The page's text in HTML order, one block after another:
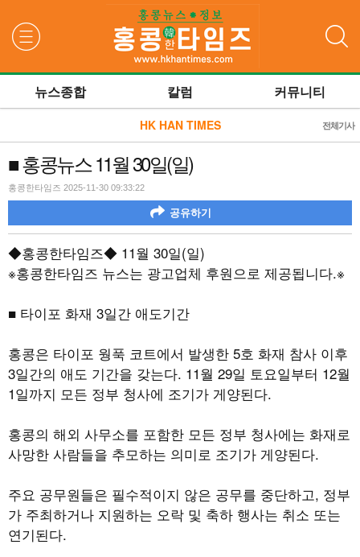
뉴스종합 칼럼 커뮤니티
HK HAN TIMES 전체기사
■ 홍콩뉴스 11월 30일(일)
홍콩한타임즈 2025-11-30 09:33:22
공유하기
◆홍콩한타임즈◆ 11월 30일(일)
※홍콩한타임즈 뉴스는 광고업체 후원으로 제공됩니다.※
■ 타이포 화재 3일간 애도기간
홍콩은 타이포 웡푹 코트에서 발생한 5호 화재 참사 이후
3일간의 애도 기간을 갖는다. 11월 29일 토요일부터 12월
1일까지 모든 정부 청사에 조기가 게양된다.
홍콩의 해외 사무소를 포함한 모든 정부 청사에는 화재로
사망한 사람들을 추모하는 의미로 조기가 게양된다.
주요 공무원들은 필수적이지 않은 공무를 중단하고, 정부
가 주최하거나 지원하는 오락 및 축하 행사는 취소 또는
연기된다.